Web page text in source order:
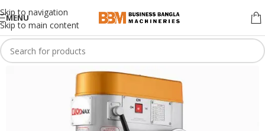
Skip to navigation
Skip to main content
MENU